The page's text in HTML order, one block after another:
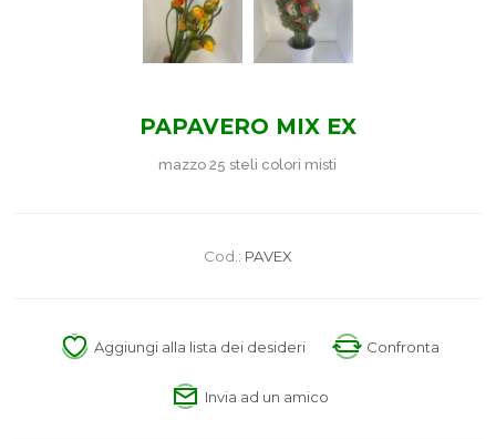
PAPAVERO MIX EX
mazzo 25 steli colori misti
Cod.: PAVEX
Aggiungi alla lista dei desideri Confronta
Invia ad un amico